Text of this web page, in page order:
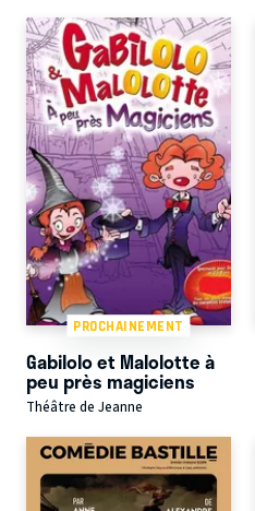
PROCHAINEMENT
Gabilolo et Malolotte à
peu près magiciens
Théâtre de Jeanne